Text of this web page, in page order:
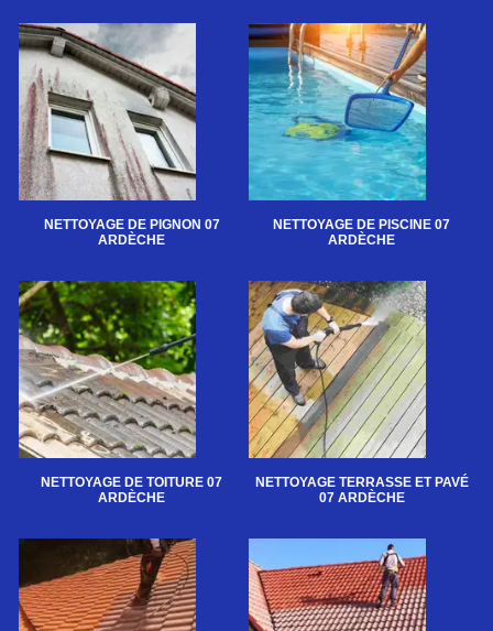
NETTOYAGE DE PIGNON 07
ARDÈCHE
NETTOYAGE DE PISCINE 07
ARDÈCHE
NETTOYAGE DE TOITURE 07
ARDÈCHE
NETTOYAGE TERRASSE ET PAVÉ
07 ARDÈCHE